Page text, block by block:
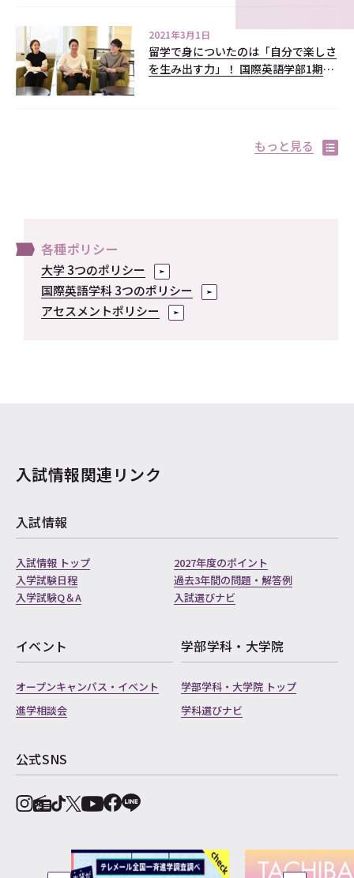
2021年3月1日
留学で身についたのは「自分で楽しさ
を生み出す力」！ 国際英語学部1期
もっと見る
各種ポリシー
大学 3つのポリシー
国際英語学科 3つのポリシー
アセスメントポリシー
入試情報関連リンク
入試情報
入試情報 トップ
2027年度のポイント
入学試験日程
過去3年間の問題・解答例
入学試験Q＆A
入試選びナビ
イベント
オープンキャンパス・イベント
進学相談会
学部学科・大学院
学部学科・大学院 トップ
学科選びナビ
公式SNS